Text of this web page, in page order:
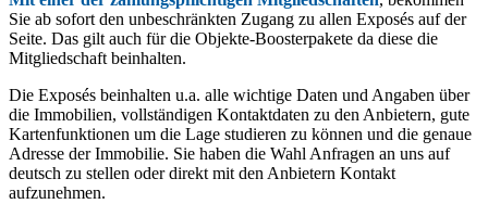
Sie ab sofort den unbeschränkten Zugang zu allen Exposés auf der
Seite. Das gilt auch für die Objekte-Boosterpakete da diese die
Mitgliedschaft beinhalten.
Die Exposés beinhalten u.a. alle wichtige Daten und Angaben über
die Immobilien, vollständigen Kontaktdaten zu den Anbietern, gute
Kartenfunktionen um die Lage studieren zu können und die genaue
Adresse der Immobilie. Sie haben die Wahl Anfragen an uns auf
deutsch zu stellen oder direkt mit den Anbietern Kontakt
aufzunehmen.